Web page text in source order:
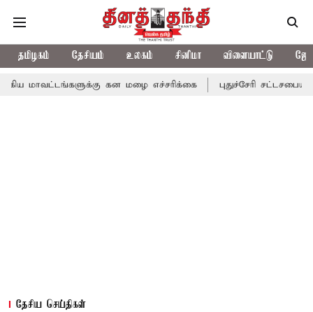
தமிழகம் தேசியம் உலகம் சினிமா விளையாட்டு
கன மழை எச்சரிக்கை புதுச்சேரி சட்டசபையில் வரும்
தேசிய செய்திகள்